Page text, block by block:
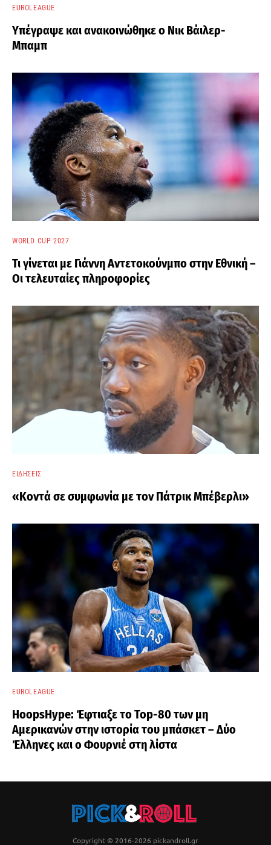
EUROLEAGUE
Υπέγραψε και ανακοινώθηκε ο Νικ Βάιλερ-
Μπαμπ
WORLD CUP 2027
Τι γίνεται με Γιάννη Αντετοκούνμπο στην Εθνική –
Οι τελευταίες πληροφορίες
ΕΙΔΉΣΕΙΣ
«Κοντά σε συμφωνία με τον Πάτρικ Μπέβερλι»
EUROLEAGUE
HoopsHype: Έφτιαξε το Top-80 των μη
Αμερικανών στην ιστορία του μπάσκετ – Δύο
Έλληνες και ο Φουρνιέ στη λίστα
Copyright © 2016-2026 pickandroll.gr